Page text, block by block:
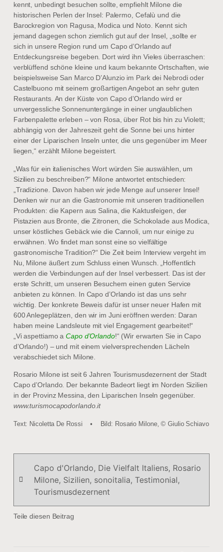
kennt, unbedingt besuchen sollte, empfiehlt Milone die
historischen Perlen der Insel: Palermo, Cefalù und die
Barockregion von Ragusa, Modica und Noto. Kennt sich
jemand dagegen schon ziemlich gut auf der Insel, „sollte er
sich in unsere Region rund um Capo d’Orlando auf
Entdeckungsreise begeben. Dort wird ihn Vieles überraschen:
verblüffend schöne kleine und kaum bekannte Ortschaften, wie
beispielsweise San Marco D’Alunzio im Park dei Nebrodi oder
Castelbuono mit seinem großartigen Angebot an sehr guten
Restaurants. An der Küste von Capo d’Orlando wird er
unvergessliche Sonnenuntergänge in einer unglaublichen
Farbenpalette erleben – von Rosa, über Rot bis hin zu Violett;
abhängig von der Jahreszeit geht die Sonne bei uns hinter
einer der Liparischen Inseln unter, die uns gegenüber im Meer
liegen,“ erzählt Milone begeistert.
„Was für ein italienisches Wort würden Sie auswählen, um
Sizilien zu beschreiben?“ Milone antwortet entschieden:
„Tradizione. Davon haben wir jede Menge auf unserer Insel!
Denken wir nur an die Gastronomie mit unseren traditionellen
Produkten: die Kapern aus Salina, die Kaktusfeigen, der
Pistazien aus Bronte, die Zitronen, die Schokolade aus Modica,
unser köstliches Gebäck wie die Cannoli, um nur einige zu
erwähnen. Wo findet man sonst eine so vielfältige
gastronomische Tradition?“ Die Zeit beim Interview vergeht im
Nu, Milone äußert zum Schluss einen Wunsch. „Hoffentlich
werden die Verbindungen auf der Insel verbessert. Das ist der
erste Schritt, um unseren Besuchern einen guten Service
anbieten zu können. In Capo d’Orlando ist das uns sehr
wichtig. Der konkrete Beweis dafür ist unser neuer Hafen mit
600 Anlegeplätzen, den wir im Juni eröffnen werden: Daran
haben meine Landsleute mit viel Engagement gearbeitet!“
„Vi aspettiamo aCapo d’Orlando!“ (Wir erwarten Sie in Capo
d’Orlando!) – und mit einem vielversprechenden Lächeln
verabschiedet sich Milone.
Rosario Milone ist seit 6 Jahren Tourismusdezernent der Stadt
Capo d’Orlando. Der bekannte Badeort liegt im Norden Sizilien
in der Provinz Messina, den Liparischen Inseln gegenüber.
www.turismocapodorlando.it
Text: Nicoletta De Rossi • Bild: Rosario Milone, © Giulio Schiavo
Capo d'Orlando, Die Vielfalt Italiens, Rosario
Milone, Sizilien, sonoitalia, Testimonial,
Tourismusdezernent
Teile diesen Beitrag